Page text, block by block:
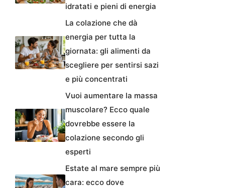
idratati e pieni di energia
La colazione che dà
energia per tutta la
giornata: gli alimenti da
scegliere per sentirsi sazi
e più concentrati
Vuoi aumentare la massa
muscolare? Ecco quale
dovrebbe essere la
colazione secondo gli
esperti
Estate al mare sempre più
cara: ecco dove